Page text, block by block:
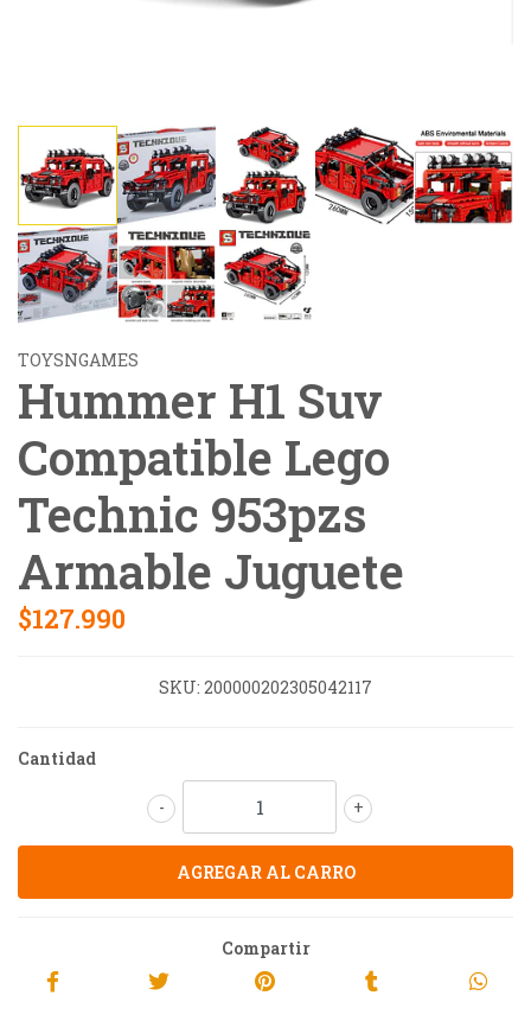
TOYSNGAMES
Hummer H1 Suv
Compatible Lego
Technic 953pzs
Armable Juguete
$127.990
SKU: 200000202305042117
Cantidad
+
-
Compartir